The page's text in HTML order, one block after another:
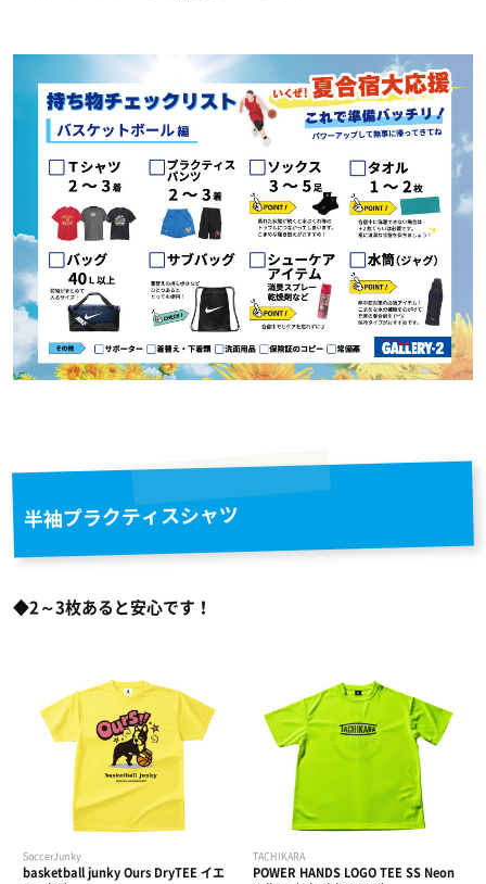
インナーウェア
その他グッズ
ヘアバンド・リストバンド
作戦版
書籍・DVD
その他グッズ・アクセサリー
インナーシャツ
インナーパンツ・タイツ
レディスインナー
サプリメント
アミノ酸
ビタミン・ミネラル
ドリンク
補給食
その他サプリメント
グッズ・アクセサリー
サポーター
ひじ・手首・指用サポーター
大腿・ふくらはぎ用サポーター
腰用サポーター
足首用サポーター
その他サポーター
テーピング
非伸縮テープ
伸縮テープ
その他テーピンググッズ
アイシンググッズ
トレーニング用品
半袖シャツ
長袖シャツ
トレーニングジャージ
スウェット
ウィンドブレーカー・ピステ
その他グッズ
シューレース
リストバンド・ヘアバンド
バランストレーニング
有酸素トレーニング
エクササイズマット
半袖プラクティスシャツ
◆2～3枚あると安心です！
SoccerJunky
basketball junky Ours DryTEE イエ
TACHIKARA
POWER HANDS LOGO TEE SS Neon